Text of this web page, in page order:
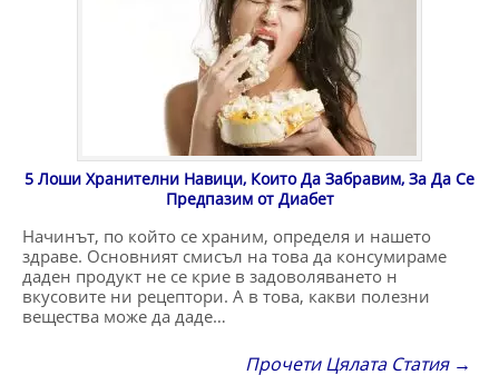
5 Лоши Хранителни Навици, Които Да Забравим, За Да Се
Предпазим от Диабет
Начинът, по който се храним, определя и нашето
здраве. Основният смисъл на това да консумираме
даден продукт не се крие в задоволяването н
вкусовите ни рецептори. А в това, какви полезни
вещества може да даде…
Прочети Цялата Статия →